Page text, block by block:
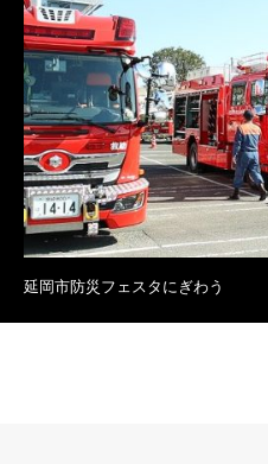
延岡市防災フェスタにぎわう